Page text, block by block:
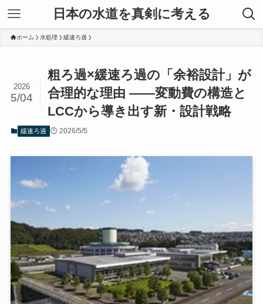
日本の水道を真剣に考える
ホーム 水処理 緩速ろ過
粗ろ過×緩速ろ過の「余裕設計」が
合理的な理由 ――変動費の構造と
LCCから導き出す新・設計戦略
2026
5/04
緩速ろ過 2026/5/5